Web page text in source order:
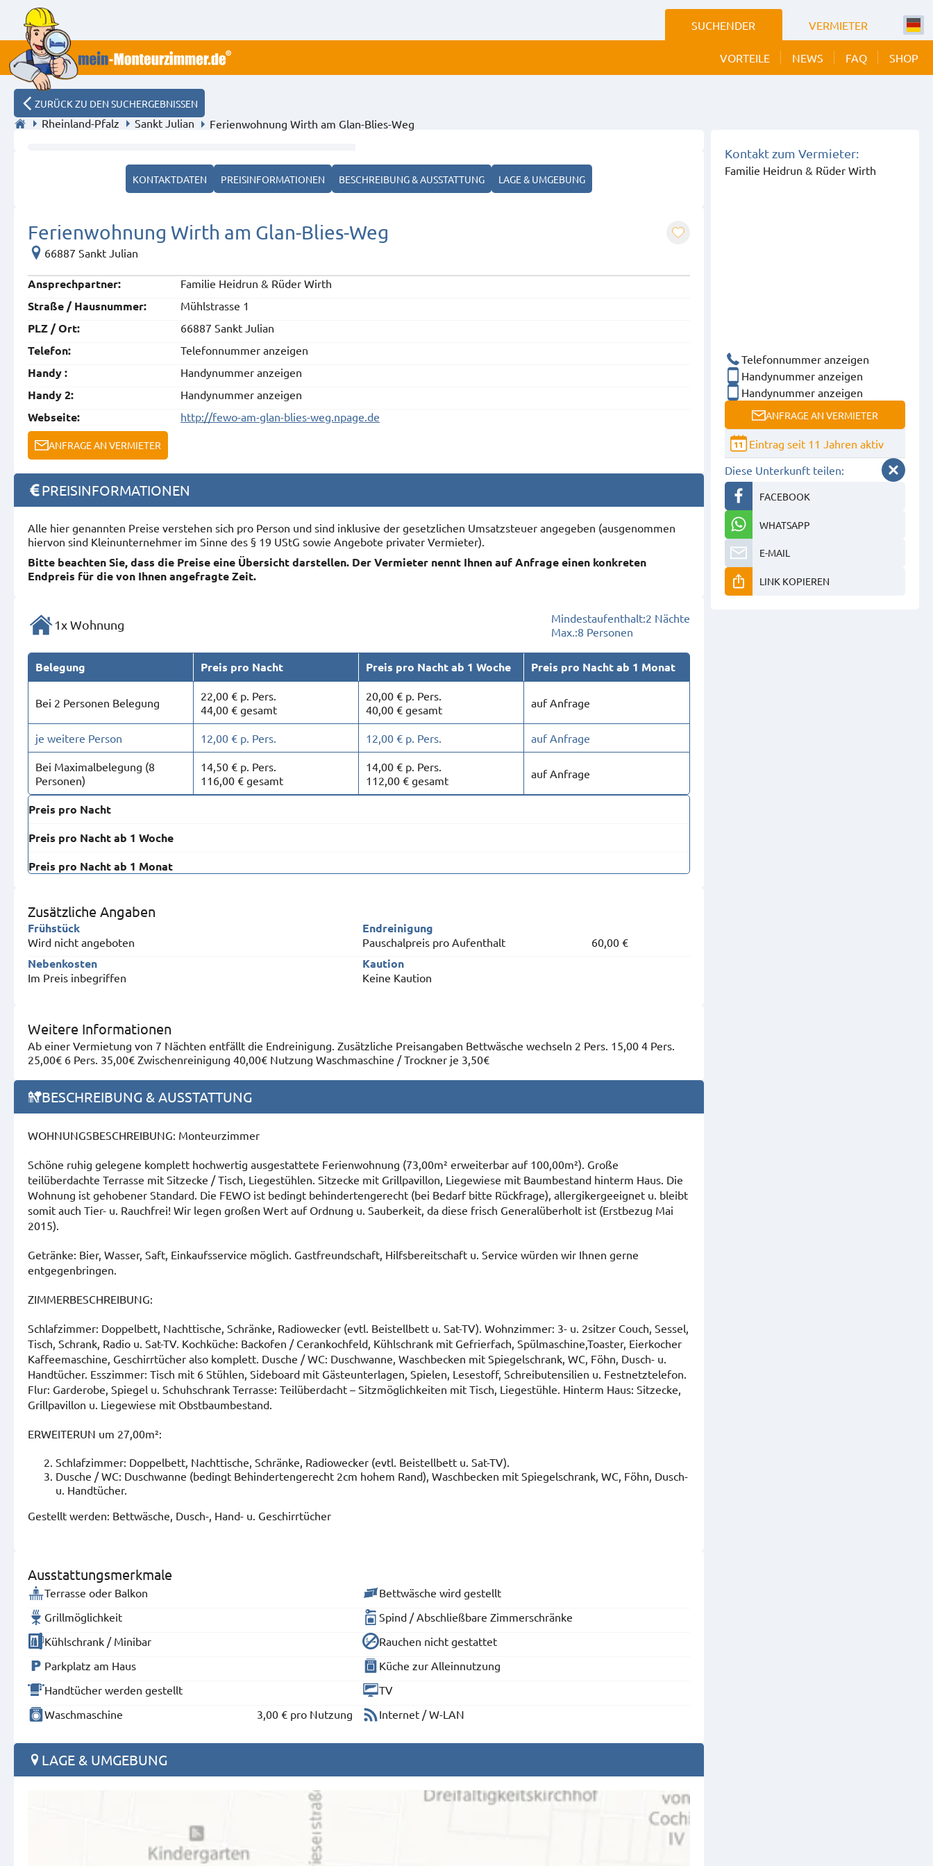
SUCHENDER VERMIETER
VORTEILE NEWS FAQ SHOP
ZURÜCK ZU DEN SUCHERGEBNISSEN
Rheinland-Pfalz Sankt Julian
Ferienwohnung Wirth am Glan-Blies-Weg
KONTAKTDATEN PREISINFORMATIONEN BESCHREIBUNG & AUSSTATTUNG LAGE & UMGEBUNG
Ferienwohnung Wirth am Glan-Blies-Weg
66887 Sankt Julian
Ansprech­partner: Familie Heidrun & Rüder Wirth
Straße / Hausnummer: Mühlstrasse 1
PLZ / Ort: 66887 Sankt Julian
Telefon: Telefonnummer anzeigen
Handy : Handynummer anzeigen
Handy 2: Handynummer anzeigen
Webseite: http://fewo-am-glan-blies-weg.npage.de
ANFRAGE AN VERMIETER
PREISINFORMATIONEN
Alle hier genannten Preise verstehen sich pro Person und sind inklusive der gesetzlichen Umsatzsteuer angegeben (ausgenommen
hiervon sind Kleinunternehmer im Sinne des § 19 UStG sowie Angebote privater Vermieter).
Bitte beachten Sie, dass die Preise eine Übersicht darstellen. Der Vermieter nennt Ihnen auf Anfrage einen konkreten
Endpreis für die von Ihnen angefragte Zeit.
1x Wohnung Mindestaufenthalt:2 Nächte
Max.:8 Personen
Belegung Preis pro Nacht Preis pro Nacht ab 1 Woche Preis pro Nacht ab 1 Monat
Bei 2 Personen Belegung
22,00 € p. Pers.
44,00 € gesamt
20,00 € p. Pers.
40,00 € gesamt
auf Anfrage
je weitere Person 12,00 € p. Pers. 12,00 € p. Pers. auf Anfrage
Bei Maximal­belegung (8
Personen)
14,50 € p. Pers.
116,00 € gesamt
14,00 € p. Pers.
112,00 € gesamt
auf Anfrage
Preis pro Nacht
Preis pro Nacht ab 1 Woche
Preis pro Nacht ab 1 Monat
Zusätzliche Angaben
Frühstück
Wird nicht angeboten
Endreinigung
Pauschalpreis pro Aufenthalt 60,00 €
Nebenkosten
Im Preis inbegriffen
Kaution
Keine Kaution
Weitere Informationen
Ab einer Vermietung von 7 Nächten entfällt die Endreinigung. Zusätzliche Preisangaben Bettwäsche wechseln 2 Pers. 15,00 4 Pers.
25,00€ 6 Pers. 35,00€ Zwischenreinigung 40,00€ Nutzung Waschmaschine / Trockner je 3,50€
BESCHREIBUNG & AUSSTATTUNG
WOHNUNGSBESCHREIBUNG: Monteurzimmer
Schöne ruhig gelegene komplett hochwertig ausgestattete Ferienwohnung (73,00m² erweiterbar auf 100,00m²). Große
teilüberdachte Terrasse mit Sitzecke / Tisch, Liegestühlen. Sitzecke mit Grillpavillon, Liegewiese mit Baumbestand hinterm Haus. Die
Wohnung ist gehobener Standard. Die FEWO ist bedingt behindertengerecht (bei Bedarf bitte Rückfrage), allergikergeeignet u. bleibt
somit auch Tier- u. Rauchfrei! Wir legen großen Wert auf Ordnung u. Sauberkeit, da diese frisch Generalüberholt ist (Erstbezug Mai
2015).
Getränke: Bier, Wasser, Saft, Einkaufsservice möglich. Gastfreundschaft, Hilfsbereitschaft u. Service würden wir Ihnen gerne
entgegenbringen.
ZIMMERBESCHREIBUNG:
Schlafzimmer: Doppelbett, Nachttische, Schränke, Radiowecker (evtl. Beistellbett u. Sat-TV). Wohnzimmer: 3- u. 2sitzer Couch, Sessel,
Tisch, Schrank, Radio u. Sat-TV. Kochküche: Backofen / Cerankochfeld, Kühlschrank mit Gefrierfach, Spülmaschine,Toaster, Eierkocher
Kaffeemaschine, Geschirrtücher also komplett. Dusche / WC: Duschwanne, Waschbecken mit Spiegelschrank, WC, Föhn, Dusch- u.
Handtücher. Esszimmer: Tisch mit 6 Stühlen, Sideboard mit Gästeunterlagen, Spielen, Lesestoff, Schreibutensilien u. Festnetztelefon.
Flur: Garderobe, Spiegel u. Schuhschrank Terrasse: Teilüberdacht – Sitzmöglichkeiten mit Tisch, Liegestühle. Hinterm Haus: Sitzecke,
Grillpavillon u. Liegewiese mit Obstbaumbestand.
ERWEITERUN um 27,00m²:
Schlafzimmer: Doppelbett, Nachttische, Schränke, Radiowecker (evtl. Beistellbett u. Sat-TV).
Dusche / WC: Duschwanne (bedingt Behindertengerecht 2cm hohem Rand), Waschbecken mit Spiegelschrank, WC, Föhn, Dusch-
u. Handtücher.
Gestellt werden: Bettwäsche, Dusch-, Hand- u. Geschirrtücher
Ausstattungsmerkmale
Terrasse oder Balkon
Bettwäsche wird gestellt
Grillmöglichkeit
Spind / Abschließbare Zimmerschränke
Kühlschrank / Minibar
Rauchen nicht gestattet
Parkplatz am Haus
Küche zur Alleinnutzung
Handtücher werden gestellt
TV
Waschmaschine
3,00 € pro Nutzung Internet / W-LAN
LAGE & UMGEBUNG
Kontakt zum Vermieter:
Familie Heidrun & Rüder Wirth
Telefonnummer anzeigen
Handynummer anzeigen
Handynummer anzeigen
ANFRAGE AN VERMIETER
11
Eintrag seit 11 Jahren aktiv
Diese Unterkunft teilen:
FACEBOOK
WHATSAPP
E-MAIL
LINK KOPIEREN